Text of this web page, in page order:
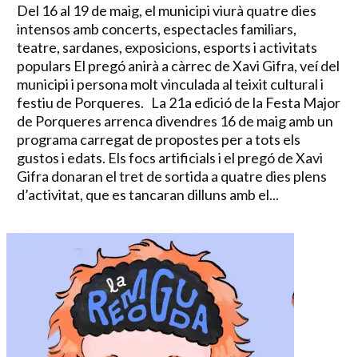
Del 16 al 19 de maig, el municipi viurà quatre dies
intensos amb concerts, espectacles familiars,
teatre, sardanes, exposicions, esports i activitats
populars El pregó anirà a càrrec de Xavi Gifra, veí del
municipi i persona molt vinculada al teixit cultural i
festiu de Porqueres. La 21a edició de la Festa Major
de Porqueres arrenca divendres 16 de maig amb un
programa carregat de propostes per a tots els
gustos i edats. Els focs artificials i el pregó de Xavi
Gifra donaran el tret de sortida a quatre dies plens
d’activitat, que es tancaran dilluns amb el...